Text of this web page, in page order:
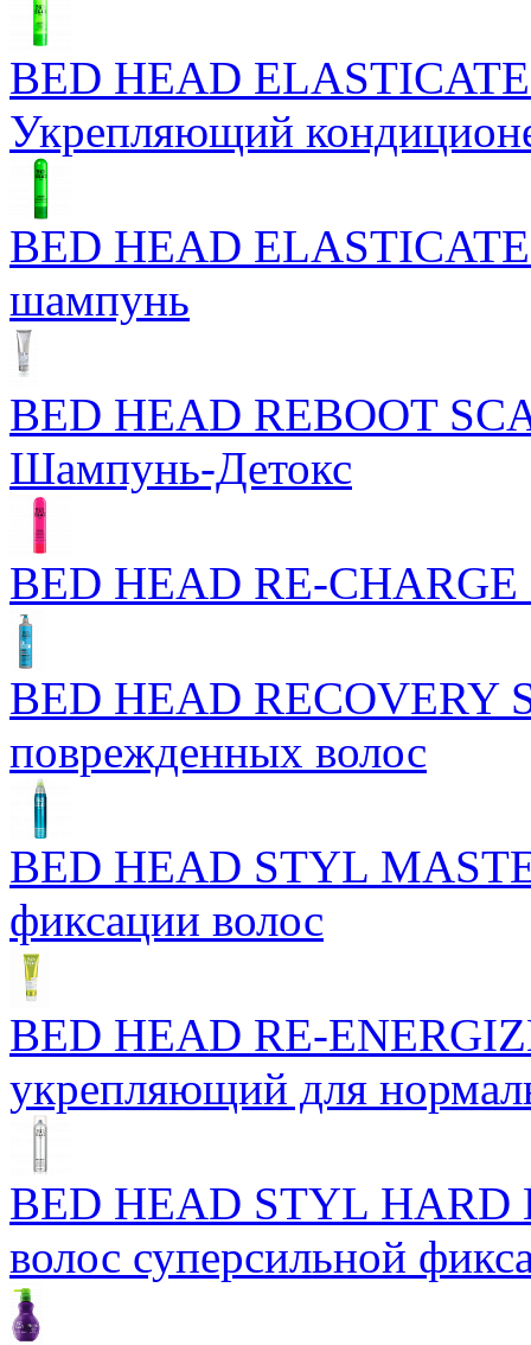
BED HEAD
Укрепляющий
BED HEAD
шампунь
BED HEAD REBOOT
Шампунь-Детокс
BED HEAD RE-
BED HEAD RECOVERY
поврежденных волос
BED HEAD STYL
фиксации волос
BED HEAD RE-
укрепляющий для
BED HEAD STYL HARD
волос суперсильной